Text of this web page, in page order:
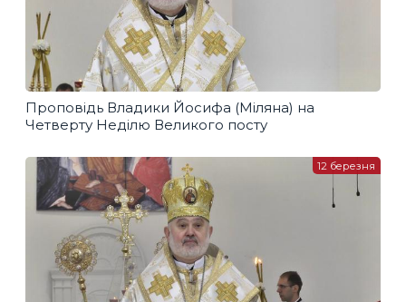
Проповідь Владики Йосифа (Міляна) на
Четверту Неділю Великого посту
12 березня